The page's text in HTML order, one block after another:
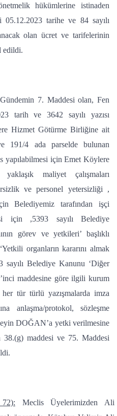
hükümlerine istinaden
tarihe ve 84 sayılı
olan ücret ve tarifelerinin
edildi.
Gündemin 7. Maddesi olan, Fen
tarih ve 3642 sayılı yazısı
Hizmet Götürme Birliğine ait
4 ada parselde bulunan
yapılabilmesi için Emet Köylere
maliyet çalışmaları
ve personel yetersizliği ,
Belediyemiz tarafından işçi
için ,5393 sayılı Belediye
görev ve yetkileri’ başlıklı
organların kararını almak
sayılı Belediye Kanunu ‘Diğer
maddesine göre ilgili kurum
tür türlü yazışmalarda imza
anlaşma/protokol, sözleşme
DOĞAN’a yetki verilmesine
38.(g) maddesi ve 75. Maddesi
Meclis Üyelerimizden Ali